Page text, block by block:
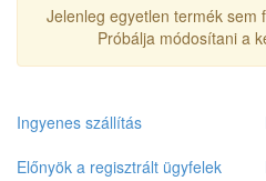
Jelenleg egyetlen termék sem
Próbálja módosítani a
Ingyenes szállítás
Előnyök a regisztrált ügyfelek